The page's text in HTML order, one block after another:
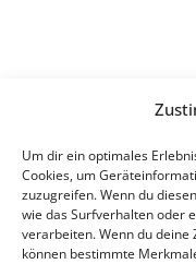
Um dir ein optimales
Cookies, um
zuzugreifen. Wenn du
wie das Surfverhalten oder
verarbeiten. Wenn du
können bestimmte